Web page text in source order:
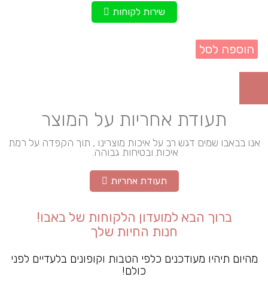
שירות לקוחות
הוספה לסל
תעודת אחריות על המוצר
אנו בבאבו שמים דגש רב על איכות מוצרינו , תוך הקפדה על רמת
איכות ובטיחות גבוהה.
תעודת אחריות
ברוך הבא למועדון הלקוחות של באבו!
חנות החיות שלך
מהיום תיהיו מעודכנים כלפי הטבות וקופונים בלעדיים לפני
כולם!